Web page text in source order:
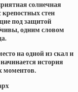
солнечная
стен
под защитой
одним словом
на одной из скал и
история
моментов.